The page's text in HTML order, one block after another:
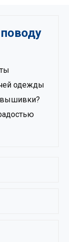
одежды
вышивки?